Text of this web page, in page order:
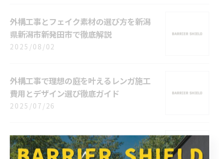
外構工事とフェイク素材の選び方を新潟
県新潟市新発田市で徹底解説
2025/08/02
外構工事で理想の庭を叶えるレンガ施工
費用とデザイン選び徹底ガイド
2025/07/26
外構工事で実現する防犯対策と新潟県新
潟市加茂市の気候に強い住まいづくり